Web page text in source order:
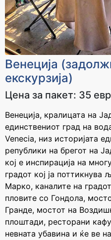
За уплата
36.000 - 39.000 ден
Cashback
2400 ден
За уплата
42.000 - 45.000 ден
2800 ден
За уплата
65.000 - 85.000 ден
Cashback
3700 ден
Венеција
екскурзија)
Цена за пакет: 35
Венеција, кралицата на
единствениот град на
Venecia, низ историјата
републики на брегот на
кој е инспирација на
градот кој ја
Марко, каналите на
пловите со Гондола,
Гранде, мостот на
плоштади, ресторани
невната убавина и ќе ве